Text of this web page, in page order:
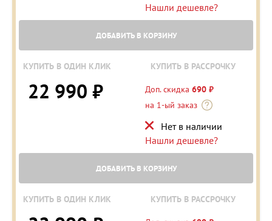
Нашли дешевле?
ДОБАВИТЬ В КОРЗИНУ
КУПИТЬ В ОДИН КЛИК КУПИТЬ В РАССРОЧКУ
22 990 ₽ Доп. скидка 690 ₽
на 1-ый заказ
Нет в наличии
Нашли дешевле?
ДОБАВИТЬ В КОРЗИНУ
КУПИТЬ В ОДИН КЛИК КУПИТЬ В РАССРОЧКУ